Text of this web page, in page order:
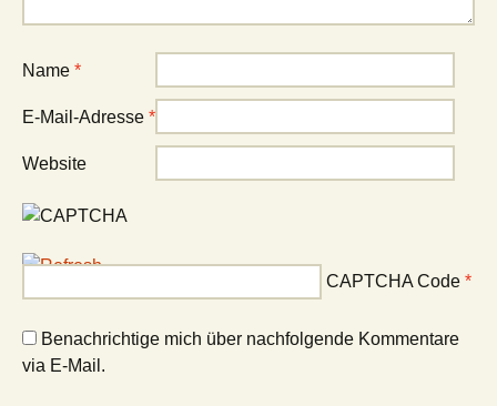
Name *
E-Mail-Adresse *
Website
CAPTCHA Code *
Benachrichtige mich über nachfolgende Kommentare
via E-Mail.